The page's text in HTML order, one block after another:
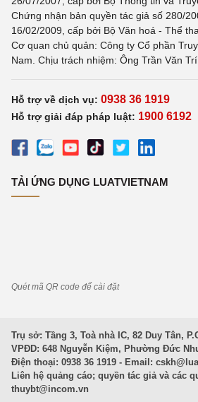
Chứng nhận bản quyền tác giả số 280/
16/02/2009, cấp bởi Bộ Văn hoá - Thể
Cơ quan chủ quản: Công ty Cổ phần
Nam. Chịu trách nhiệm: Ông Trần Văn Trí
Hỗ trợ về dịch vụ: 0938 36 1919
Hỗ trợ giải đáp pháp luật: 1900 6192
TẢI ỨNG DỤNG LUATVIETNAM
Quét mã QR code để cài đặt
Trụ sở: Tầng 3, Toà nhà IC, 82 Duy Tân,
VPĐD: 648 Nguyễn Kiệm, Phường Đức
Điện thoại: 0938 36 1919 - Email:
Liên hệ quảng cáo; quyền tác giả và các
thuybt@incom.vn